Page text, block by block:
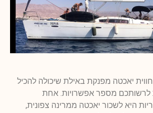
יאכטה מפנקת באילת שיכולה להכיל
לרשותכם מספר אפשרויות. אחת
היא לשכור יאכטה ממרינה צפונית,